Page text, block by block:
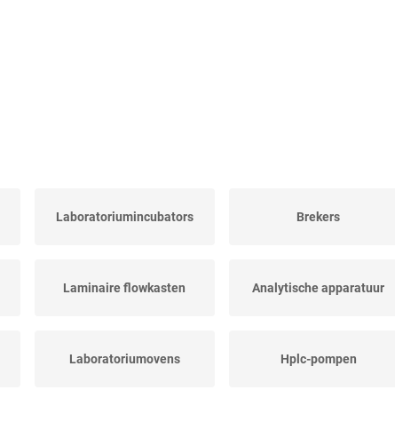
Laboratoriumincubators Brekers
Laminaire flowkasten Analytische apparatuur
Laboratoriumovens Hplc-pompen